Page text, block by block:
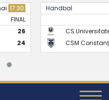
17:30
FINAL
26
24
Handbal
CS
CSM